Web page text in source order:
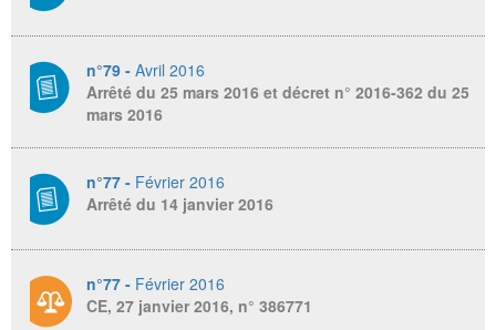
n°79 - Avril 2016
Arrêté du 25 mars 2016 et décret n° 2016-362 du 25
mars 2016
n°77 - Février 2016
Arrêté du 14 janvier 2016
n°77 - Février 2016
CE, 27 janvier 2016, n° 386771